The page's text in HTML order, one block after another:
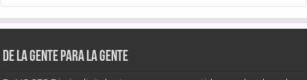
De la gente para la gente